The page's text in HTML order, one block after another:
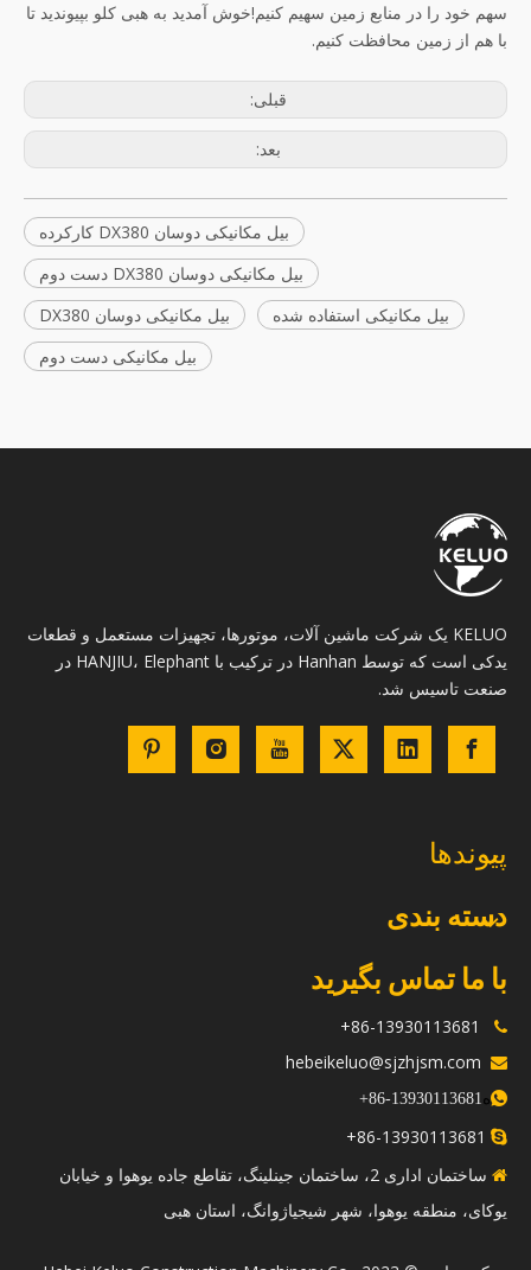
سهم خود را در منابع زمین سهیم کنیم!خوش آمدید به هبی کلو بپیوندید تا
با هم از زمین محافظت کنیم.
قبلی:
بعد:
بیل مکانیکی دوسان DX380 کارکرده
بیل مکانیکی دوسان DX380 دست دوم
بیل مکانیکی دوسان DX380
بیل مکانیکی استفاده شده
بیل مکانیکی دست دوم
KELUO یک شرکت ماشین آلات، موتورها، تجهیزات مستعمل و قطعات
یدکی است که توسط Hanhan در ترکیب با HANJIU، Elephant در
صنعت تاسیس شد.
پیوندها
دسته بندی
با ما تماس بگیرید


hebeikeluo@sjzhjsm.com
ه 13930113681-86
+


ساختمان اداری 2، ساختمان جینلینگ، تقاطع جاده یوهوا و خیابان
یوکای، منطقه یوهوا، شهر شیجیاژوانگ، استان هبی